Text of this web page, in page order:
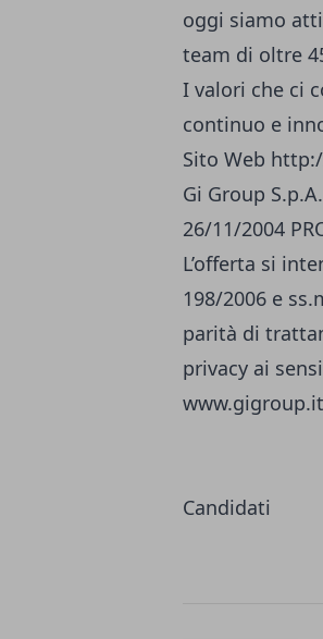
oggi siamo
team di oltre
I valori che ci
continuo e
Sito Web
Gi Group
26/11/2004
L’offerta si
198/2006 e
parità di
privacy ai
Candidati